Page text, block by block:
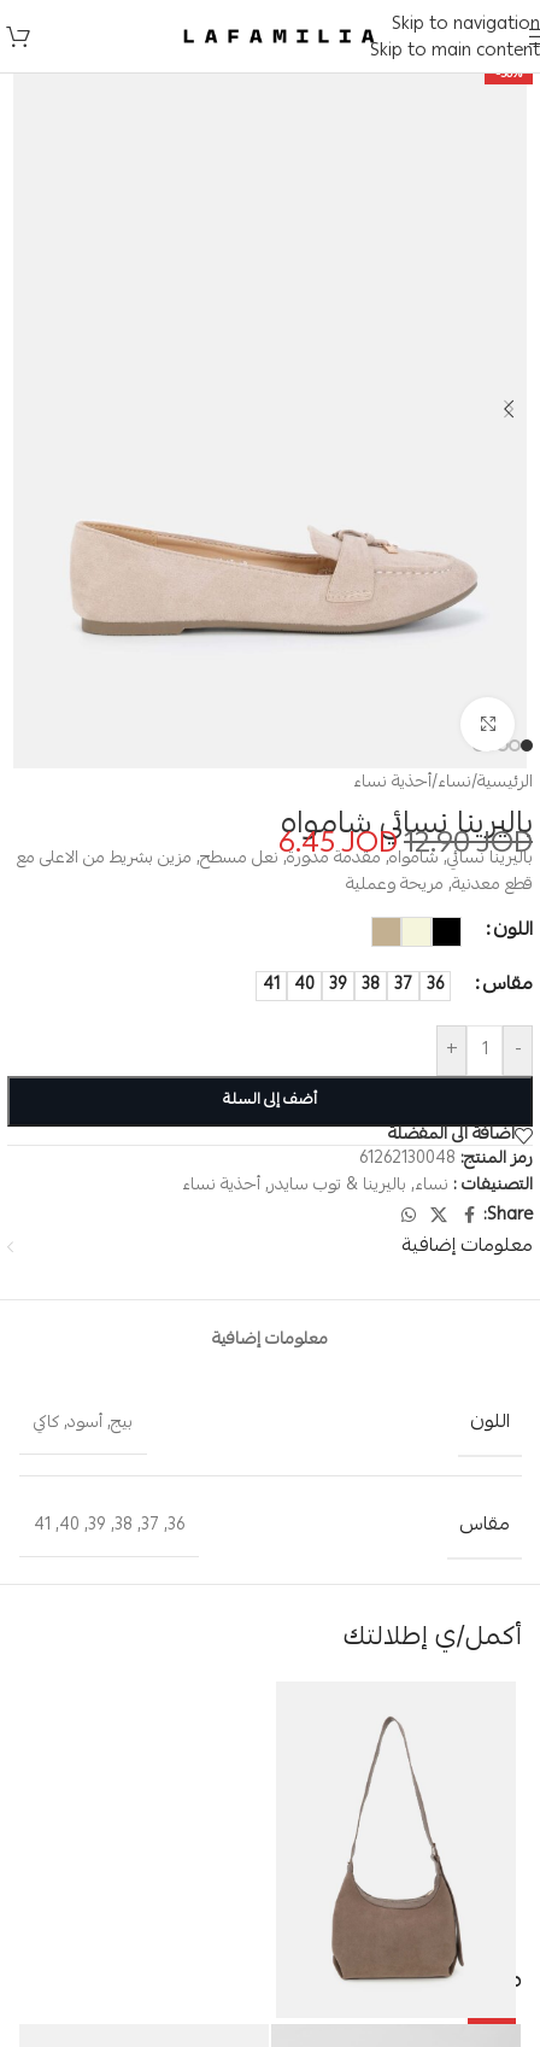
Skip to navigation
Skip to main content
-50%
الرئيسية/نساء/أحذية نساء
باليرينا نسائي شامواه
12.90JOD
6.45JOD
باليرينا نسائي, شامواه, مقدمة مدورة, نعل مسطح, مزين بشريط من الاعلى مع
قطع معدنية, مريحة وعملية
اللون
مقاس
36
37
38
39
40
41
-
+
أضف إلى السلة
اضافة الى المفضلة
رمز المنتج: 61262130048
التصنيفات : نساء, باليرينا & توب سايدر,أحذية نساء
Share:
معلومات إضافية
معلومات إضافية
اللون بيج,أسود,كاكي
مقاس 36
,
37
,
38
,
39
,
40
,
41
أكمل/ي إطلالتك
منتجات مميزة